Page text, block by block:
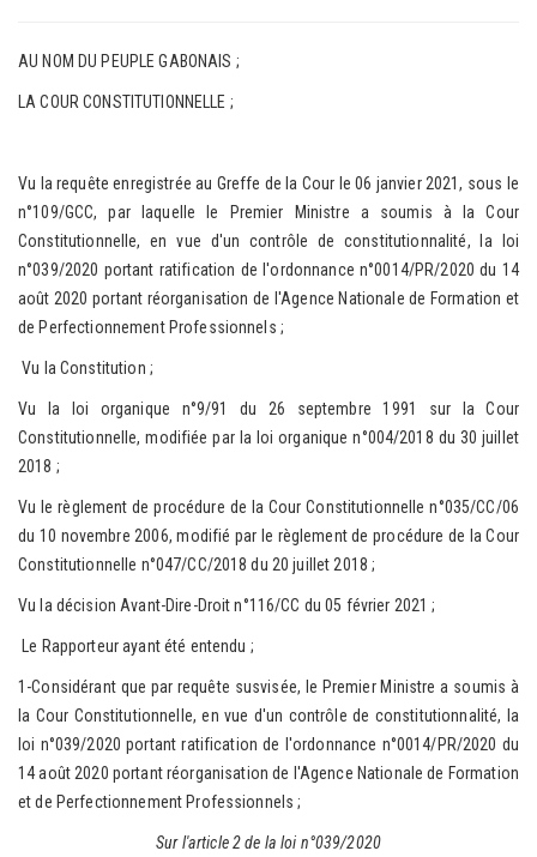
AU NOM DU PEUPLE GABONAIS ;
LA COUR CONSTITUTIONNELLE ;
Vu la requête enregistrée au Greffe de la Cour le 06 janvier 2021, sous le
n°109/GCC, par laquelle le Premier Ministre a soumis à la Cour
Constitutionnelle, en vue d'un contrôle de constitutionnalité, la loi
n°039/2020 portant ratification de l'ordonnance n°0014/PR/2020 du 14
août 2020 portant réorganisation de l'Agence Nationale de Formation et
de Perfectionnement Professionnels ;
Vu la Constitution ;
Vu la loi organique n°9/91 du 26 septembre 1991 sur la Cour
Constitutionnelle, modifiée par la loi organique n°004/2018 du 30 juillet
2018 ;
Vu le règlement de procédure de la Cour Constitutionnelle n°035/CC/06
du 10 novembre 2006, modifié par le règlement de procédure de la Cour
Constitutionnelle n°047/CC/2018 du 20 juillet 2018 ;
Vu la décision Avant-Dire-Droit n°116/CC du 05 février 2021 ;
Le Rapporteur ayant été entendu ;
1-Considérant que par requête susvisée, le Premier Ministre a soumis à
la Cour Constitutionnelle, en vue d'un contrôle de constitutionnalité, la
loi n°039/2020 portant ratification de l'ordonnance n°0014/PR/2020 du
14 août 2020 portant réorganisation de l'Agence Nationale de Formation
et de Perfectionnement Professionnels ;
Sur l'article 2 de la loi n°039/2020